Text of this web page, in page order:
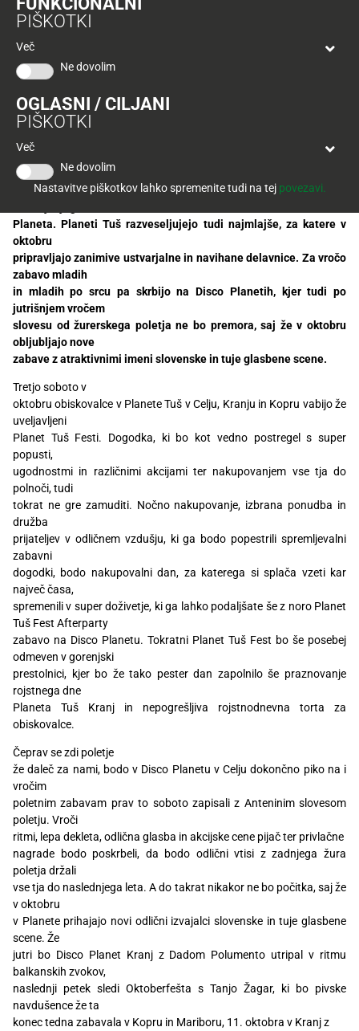
PIŠKOTKI
Več
Ne dovolim
OGLASNI / CILJANI
PIŠKOTKI
Več
Ne dovolim
Nastavitve piškotkov lahko spremenite tudi na tej povezavi.
Ponudba
velja
30.
2026
POGLEJTE IZDELKE
Nove zabave z atraktivnimi imeni slovenske in tuje
Celje, Maribor, Koper, Kranj, Novo mesto, 26.
september
Tudi v oktobru Planeti Tuš vabijo z odlično ponudbo in pestrim
dogajanjem, ki bo vrhunec v Celju, Kranju in Kopru tretjo
oktobrsko soboto
doseglo s Planet Tuš festi in zabavnim ugodnim nakupovanjem
vse tja do polnoči,
v Kranju pa tudi torto velikanko ob praznovanju rojstnega dne
Planeta. Planeti Tuš razveseljujejo tudi najmlajše, za katere v
oktobru
pripravljajo zanimive ustvarjalne in navihane delavnice. Za vročo
zabavo mladih
in mladih po srcu pa skrbijo na Disco Planetih, kjer tudi po
jutrišnjem vročem
slovesu od žurerskega poletja ne bo premora, saj že v oktobru
obljubljajo nove
zabave z atraktivnimi imeni slovenske in tuje glasbene scene.
Tretjo soboto v
oktobru obiskovalce v Planete Tuš v Celju, Kranju in Kopru vabijo že
uveljavljeni
Planet Tuš Festi. Dogodka, ki bo kot vedno postregel s super
popusti,
ugodnostmi in različnimi akcijami ter nakupovanjem vse tja do
polnoči, tudi
tokrat ne gre zamuditi. Nočno nakupovanje, izbrana ponudba in
družba
prijateljev v odličnem vzdušju, ki ga bodo popestrili spremljevalni
zabavni
dogodki, bodo nakupovalni dan, za katerega si splača vzeti kar
največ časa,
spremenili v super doživetje, ki ga lahko podaljšate še z noro Planet
Tuš Fest Afterparty
zabavo na Disco Planetu. Tokratni Planet Tuš Fest bo še posebej
odmeven v gorenjski
prestolnici, kjer bo že tako pester dan zapolnilo še praznovanje
rojstnega dne
Planeta Tuš Kranj in nepogrešljiva rojstnodnevna torta za
obiskovalce.
Čeprav se zdi poletje
že daleč za nami, bodo v Disco Planetu v Celju dokončno piko na i
vročim
poletnim zabavam prav to soboto zapisali z Anteninim slovesom
poletju. Vroči
ritmi, lepa dekleta, odlična glasba in akcijske cene pijač ter privlačne
nagrade bodo poskrbeli, da bodo odlični vtisi z zadnjega žura
poletja držali
vse tja do naslednjega leta. A do takrat nikakor ne bo počitka, saj že
v oktobru
v Planete prihajajo novi odlični izvajalci slovenske in tuje glasbene
scene. Že
jutri bo Disco Planet Kranj z Dadom Polumento utripal v ritmu
balkanskih zvokov,
naslednji petek sledi Oktoberfešta s Tanjo Žagar, ki bo pivske
navdušence že ta
konec tedna zabavala v Kopru in Mariboru, 11. oktobra v Kranj z